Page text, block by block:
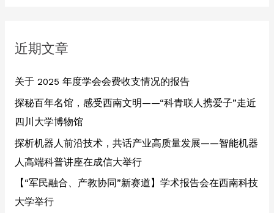
:近期文章
关于 2025 年度学会会费收支情况的报告
探秘百年名馆，感受西南文明——“科青联人携爱子”走近
四川大学博物馆
探析机器人前沿技术，共话产业高质量发展——智能机器
人高端科普讲座在成信大举行
【“军民融合、产教协同”新赛道】学术报告会在西南科技
大学举行